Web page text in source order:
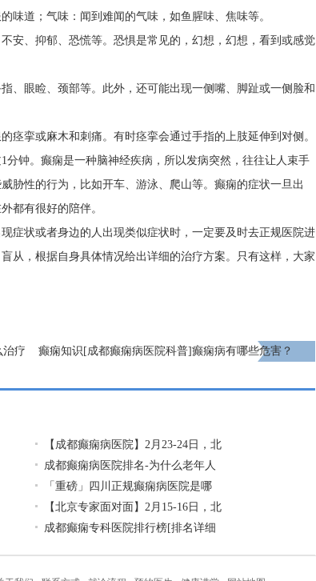
味道；气味：闻到难闻的气味，如鱼腥味、焦味等。
安、抑郁、恐慌等。恐惧是常见的，幻想，幻想，看到或感觉
、眼睑、颈部等。此外，还可能出现一侧嘴、脚趾或一侧脸和
痉挛或麻木和刺痛。有时痉挛会通过手指的上肢延伸到对侧。
钟。癫痫是一种脑神经疾病，所以发病突然，往往让人束手
胁性的行为，比如开车、游泳、爬山等。癫痫的症状一旦出
都有很好的陪伴。
症状或者身边的人出现类似症状时，一定要及时去正规医院进
从，根据自身具体情况给出详细的治疗方案。只有这样，大家
治疗
癫痫知识[成都癫痫病医院科普]癫痫病有哪些危害？
【成都癫痫病医院】2月23-24日，北
成都癫痫病医院排名-为什么老年人
「重磅」四川正规癫痫病医院是哪
【北京专家面对面】2月15-16日，北
成都癫痫专科医院排行榜[排名详细